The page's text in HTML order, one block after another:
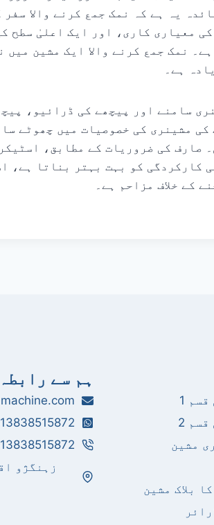
یہ ہے کہ نمک جمع کرنے والا
معیاری کاری، اور ایک اعلیٰ سطح
نمک جمع کرنے والا ایک مشین میں
ہے۔
سامنے اور پیچھے کی ڈرائیو،
مشینری کی خصوصیات میں چھوٹے
صارف کی ضروریات کے مطابق،
کارکردگی کو بہت بہتر بناتا ہے،
کے خلاف مزاحم ہے۔
1
2
مشین
بلاک مشین
ہم سے
زہنگژو